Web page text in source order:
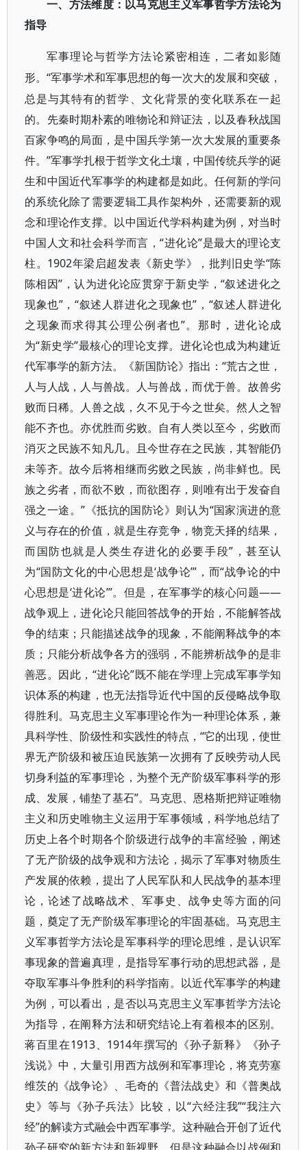
一、方法维度：以马克思主义军事哲学方法论为
指导
军事理论与哲学方法论紧密相连，二者如影随
形。“军事学术和军事思想的每一次大的发展和突破，
总是与其特有的哲学、文化背景的变化联系在一起
的。先秦时期朴素的唯物论和辩证法，以及春秋战国
百家争鸣的局面，是中国兵学第一次大发展的重要条
件。”军事学扎根于哲学文化土壤，中国传统兵学的诞
生和中国近代军事学的构建都是如此。任何新的学问
的系统化除了需要逻辑工具作架构外，还需要新的观
念和理论作支撑。以中国近代学科构建为例，对当时
中国人文和社会科学而言，“进化论”是最大的理论支
柱。1902年梁启超发表《新史学》，批判旧史学“陈
陈相因”，认为进化论应贯穿于新史学，“叙述进化之
现象也”，“叙述人群进化之现象也”，“叙述人群进化
之现象而求得其公理公例者也”。那时，进化论成
为“新史学”最核心的理论支撑。进化论也成为构建近
代军事学的新方法。《新国防论》指出：“荒古之世，
人与人战，人与兽战。人与兽战，而优于兽。故兽劣
败而日稀。人兽之战，久不见于今之世矣。然人之智
能不齐也。亦优胜而劣败。自有人类以至今，劣败而
消灭之民族不知凡几。且今世存在之民族，其智能仍
未等齐。故今后将相继而劣败之民族，尚非鲜也。民
族之劣者，而欲不败，而欲图存，则唯有出于发奋自
强之一途。”《抵抗的国防论》则认为“国家演进的意
义与存在的价值，就是生存竞争，物竞天择的结果，
而国防也就是人类生存进化的必要手段”，甚至认
为“国防文化的中心思想是‘战争论’”，而“战争论的中
心思想是‘进化论’”。但是，在军事学的核心问题——
战争观上，进化论只能回答战争的开始，不能解答战
争的结束；只能描述战争的现象，不能阐释战争的本
质；只能分析战争各方的强弱，不能辨析战争的是非
善恶。因此，“进化论”既不能在学理上完成军事学知
识体系的构建，也无法指导近代中国的反侵略战争取
得胜利。马克思主义军事理论作为一种理论体系，兼
具科学性、阶级性和实践性的特点，“它的出现，使世
界无产阶级和被压迫民族第一次拥有了反映劳动人民
切身利益的军事理论，为整个无产阶级军事科学的形
成、发展，铺垫了基石”。马克思、恩格斯把辩证唯物
主义和历史唯物主义运用于军事领域，科学地总结了
历史上各个时期各个阶级进行战争的丰富经验，阐述
了无产阶级的战争观和方法论，揭示了军事对物质生
产发展的依赖，提出了人民军队和人民战争的基本理
论，论述了战略战术、军事史、战争史等方面的问
题，奠定了无产阶级军事理论的牢固基础。马克思主
义军事哲学方法论是军事科学的理论思维，是认识军
事现象的普遍真理，是指导军事行动的思想武器，是
夺取军事斗争胜利的科学指南。以近代军事学的构建
为例，可以看出，是否以马克思主义军事哲学方法论
为指导，在阐释方法和研究结论上有着根本的区别。
蒋百里在1913、1914年撰写的《孙子新释》《孙子
浅说》中，大量引用西方战例和军事理论，将克劳塞
维茨的《战争论》、毛奇的《普法战史》和《普奥战
史》等与《孙子兵法》比较，以“六经注我”“我注六
经”的解读方式融会中西军事学。这种融合开创了近代